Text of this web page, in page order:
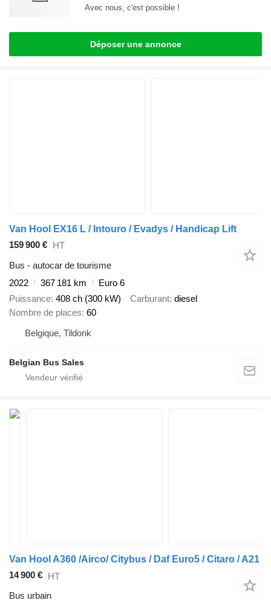
Avec nous, c'est possible !
Déposer une annonce
Van Hool EX16 L / Intouro / Evadys / Handicap Lift
159 900 € HT
Bus - autocar de tourisme
2022
367 181 km
Euro 6
Puissance 408 ch (300 kW) Carburant diesel
Nombre de places 60
Belgique, Tildonk
Belgian Bus Sales
Van Hool A360 /Airco/ Citybus / Daf Euro5 / Citaro / A21
14 900 € HT
Bus urbain